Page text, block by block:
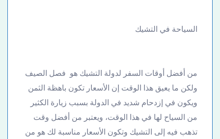
السياحة في التشيك
من أفضل أوقات السفر لدولة التشيك هو فصل الصيف
ولكن ما يعيق هذا الوقت إن الأسعار تكون باهظة الثمن
ويكون في إزدحام شديد في الدولة بسبب زيارة الكثير
من السياح لها في هذا الوقت، ويعتبر من أفضل وقت
تذهب فيه إلى التشيك وتكون الأسعار مناسبة لك هو من